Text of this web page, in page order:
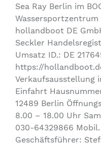
Sea Ray Berlin im
hollandboot DE
Seckler
Umsatz ID.: DE
https://
Verkaufsausstellung
Einfahrt
12489 Berlin
8.00 – 18.00 Uhr
030-64329866 Mobil.
Geschäftsführer: